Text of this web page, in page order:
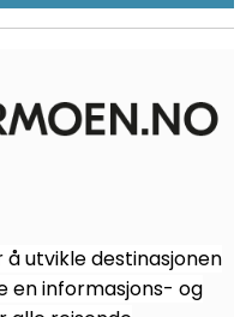
utvikle destinasjonen
en informasjons- og